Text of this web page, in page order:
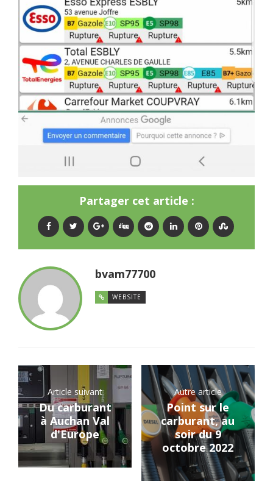
Partager cet article :
bvam77700
WEBSITE
Article suivant
Du carburant
à Auchan Val
d'Europe
Autre article
Point sur le
carburant, au
soir du 9
octobre 2022